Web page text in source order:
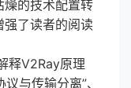
燥的技术配置转
强了读者的阅读
释V2Ray原理
与传输分离”、